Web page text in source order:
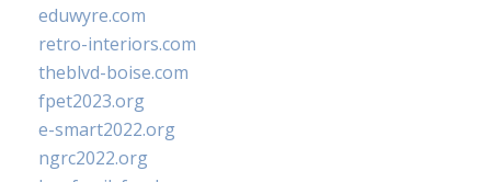
eduwyre.com
retro-interiors.com
theblvd-boise.com
fpet2023.org
e-smart2022.org
ngrc2022.org